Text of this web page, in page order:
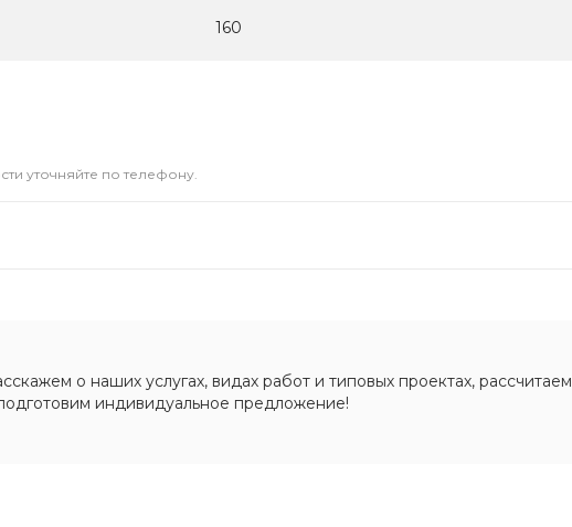
160
уточняйте по телефону.
о наших услугах, видах работ и типовых проектах, рассчитаем
индивидуальное предложение!